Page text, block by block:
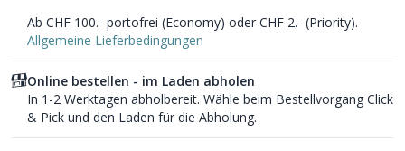
Ab CHF 100.- portofrei (Economy) oder CHF 2.- (Priority).
Allgemeine Lieferbedingungen
Online bestellen - im Laden abholen
In 1-2 Werktagen abholbereit. Wähle beim Bestellvorgang Click
& Pick und den Laden für die Abholung.